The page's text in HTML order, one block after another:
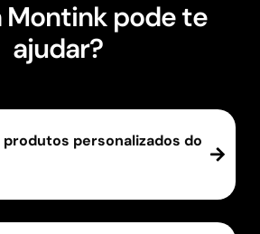
Montink pode te
ajudar?
personalizados do